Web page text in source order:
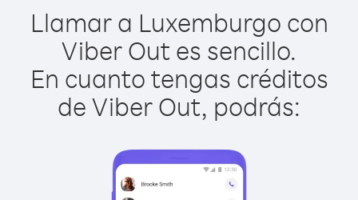
Llamar a Luxemburgo con
Viber Out es sencillo.
En cuanto tengas créditos
de Viber Out, podrás: